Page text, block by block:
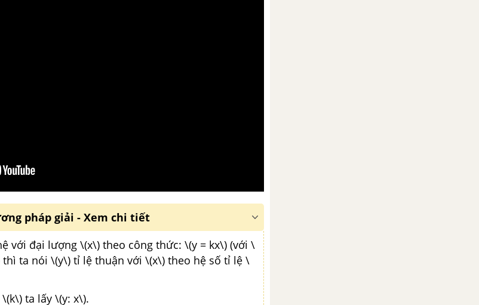
pháp giải - Xem chi tiết
với đại lượng \(x\) theo công thức: \(y = kx\) (với \
thì ta nói \(y\) tỉ lệ thuận với \(x\) theo hệ số tỉ lệ \
ta lấy \(y: x\).